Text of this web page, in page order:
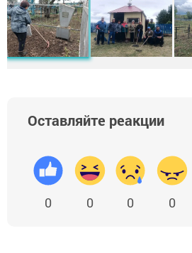
Оставляйте реакции
0 0 0 0